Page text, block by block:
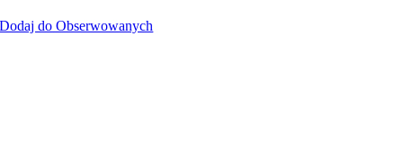
Dodaj do Obserwowanych